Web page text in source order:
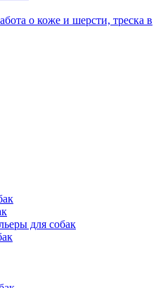
о коже и шерсти, треска в
для собак